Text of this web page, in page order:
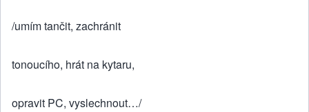
/umím tančit, zachránit
tonoucího, hrát na kytaru,
opravit PC, vyslechnout…/